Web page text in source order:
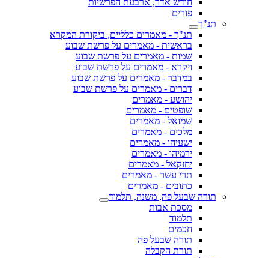
חודש אדר, ארבעת הפרשיות
פורים
תנ"ך
תנ"ך - מאמרים כלליים, ביקורת המקרא
בראשית - מאמרים על פרשת שבוע
שמות - מאמרים על פרשת שבוע
ויקרא - מאמרים על פרשת שבוע
במדבר - מאמרים על פרשת שבוע
דברים - מאמרים על פרשת שבוע
יהושע - מאמרים
שופטים - מאמרים
שמואל - מאמרים
מלכים - מאמרים
ישעיהו - מאמרים
ירמיהו - מאמרים
יחזקאל - מאמרים
תרי עשר - מאמרים
כתובים - מאמרים
תורה שבעל פה, משנה, תלמוד
מסכת אבות
תלמוד
חכמים
תורה שבעל פה
תורת הקבלה